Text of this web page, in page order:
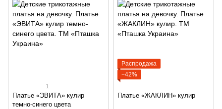
1
Платье «ЭВИТА» кулир
темно-синего цвета
Распродажа
−42%
Платье «ЖАКЛИН» кулир